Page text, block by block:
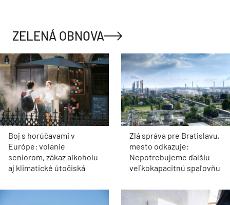
ZELENÁ OBNOVA
Boj s horúčavami v
Európe: volanie
seniorom, zákaz alkoholu
aj klimatické útočiská
Zlá správa pre Bratislavu,
mesto odkazuje:
Nepotrebujeme ďalšiu
veľkokapacitnú spaľovňu